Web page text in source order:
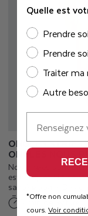
ONGLES STRIÉS
ONGLES NOUS
Nos ongles sont
esthétiques ; ils
santé globale. Des
5 min de lecture
Quelle est
Prendre
Prendre
Traiter ma
Autre
*Offre non
cours.​ Voir